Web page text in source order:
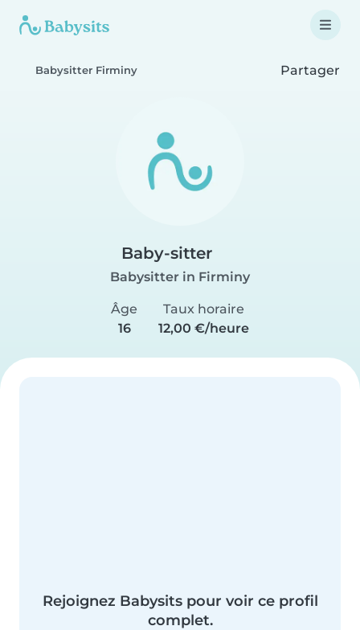
Babysitter Firminy Partager
Baby-sitter
Babysitter in Firminy
Âge
16
Taux horaire
12,00 €/heure
Rejoignez Babysits pour voir ce profil
complet.